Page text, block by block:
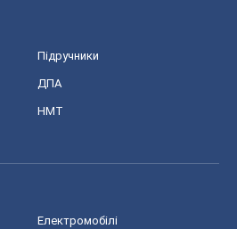
Підручники
ДПА
НМТ
Електромобілі